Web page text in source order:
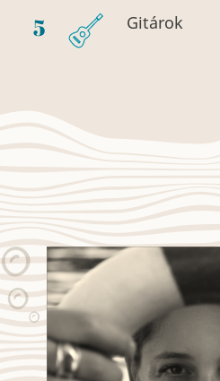
3 Gitárok